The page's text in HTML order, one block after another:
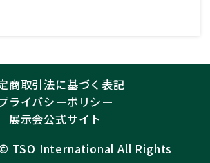
商取引法に基づく表記
ライバシーポリシー
展示会公式サイト
TSO International All Rights